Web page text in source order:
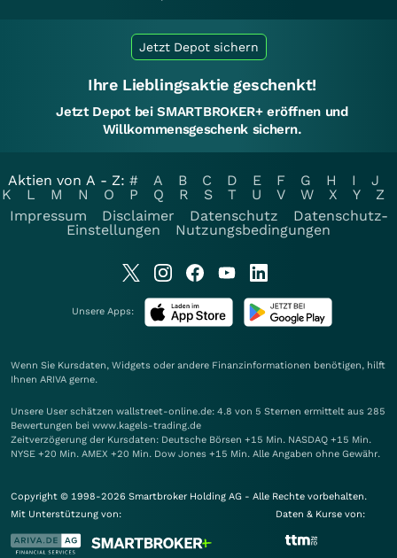
Jetzt Depot sichern
Ihre Lieblingsaktie geschenkt!
Jetzt Depot bei SMARTBROKER+ eröffnen und
Willkommensgeschenk sichern.
Aktien von A - Z: # A B C D E F G H I
J
K
L M N O P Q R S T U V W X Y
Z
Impressum
Disclaimer Datenschutz
Datenschutz-
Einstellungen
Nutzungsbedingungen
Unsere Apps:
Wenn Sie Kursdaten, Widgets oder andere Finanzinformationen benötigen, hilft
Ihnen ARIVA gerne.
Unsere User schätzen wallstreet-online.de: 4.8 von 5 Sternen ermittelt aus 285
Bewertungen bei www.kagels-trading.de
Zeitverzögerung der Kursdaten: Deutsche Börsen +15 Min. NASDAQ +15 Min.
NYSE +20 Min. AMEX +20 Min. Dow Jones +15 Min. Alle Angaben ohne Gewähr.
Copyright © 1998-2026 Smartbroker Holding AG - Alle Rechte vorbehalten.
Mit Unterstützung von:
Daten & Kurse von: